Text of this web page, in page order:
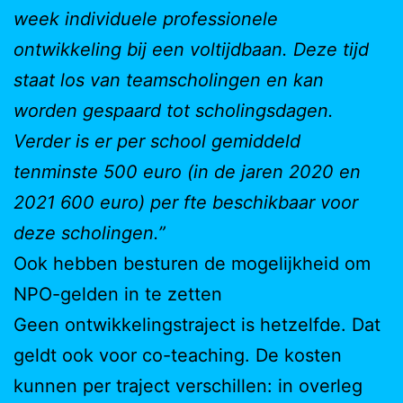
week individuele professionele
ontwikkeling bij een voltijdbaan. Deze tijd
staat los van teamscholingen en kan
worden gespaard tot scholingsdagen.
Verder is er per school gemiddeld
tenminste 500 euro (in de jaren 2020 en
2021 600 euro) per fte beschikbaar voor
deze scholingen.”
Ook hebben besturen de mogelijkheid om
NPO-gelden in te zetten
Geen ontwikkelingstraject is hetzelfde. Dat
geldt ook voor co-teaching. De kosten
kunnen per traject verschillen: in overleg